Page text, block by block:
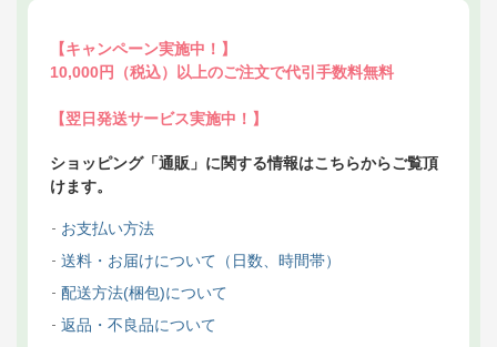
【キャンペーン実施中！】
10,000円（税込）以上のご注文で代引手数料無料
【翌日発送サービス実施中！】
ショッピング「通販」に関する情報はこちらからご覧頂
けます。
お支払い方法
送料・お届けについて（日数、時間帯）
配送方法(梱包)について
返品・不良品について